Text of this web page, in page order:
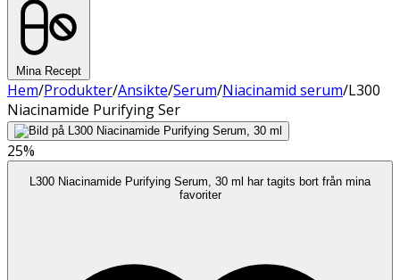
Mina Recept
Hem/Produkter/Ansikte/Serum/Niacinamid serum/L300
Niacinamide Purifying Ser
25%
L300 Niacinamide Purifying Serum, 30 ml har tagits bort från mina
favoriter